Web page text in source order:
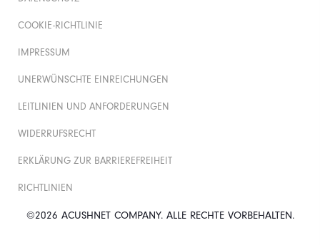
©2026 ACUSHNET COMPANY. ALLE RECHTE VORBEHALTEN.
COOKIE-RICHTLINIE
IMPRESSUM
UNERWÜNSCHTE EINREICHUNGEN
LEITLINIEN UND ANFORDERUNGEN
WIDERRUFSRECHT
ERKLÄRUNG ZUR BARRIEREFREIHEIT
RICHTLINIEN